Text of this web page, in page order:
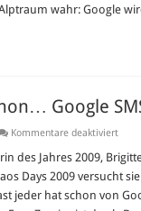
wahr: Google
Google
Kommentare deaktiviertfür
ihr
SMS?
Oder
des Jahres 2009,
Days 2009 versucht
jeder hat schon von